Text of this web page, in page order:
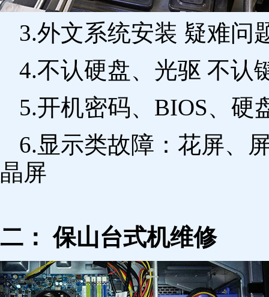
3.外文系统安装 疑难问
4.不认硬盘、光驱 不认
5.开机密码、BIOS、硬
6.显示类故障：花屏、
晶屏
二： 保山台式机维修